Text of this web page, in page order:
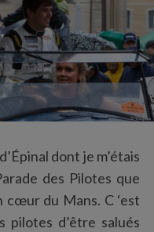
dont je m’étais
des Pilotes que
cœur du Mans. C ‘est
pilotes d’être salués